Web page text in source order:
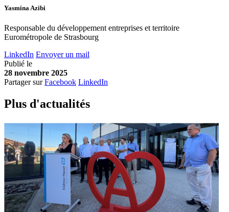
Yasmina Azibi
Responsable du développement entreprises et territoire
Eurométropole de Strasbourg
LinkedIn Envoyer un mail
Publié le
28 novembre 2025
Partager sur Facebook LinkedIn
Plus d'actualités